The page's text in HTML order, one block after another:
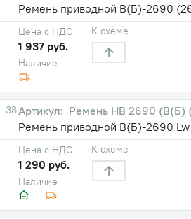
Ремень приводной В(Б)-2690
Наличие
Цена с НДС
1 937 руб.
К схеме
38
Ремень HB 2690 (В(Б)
Ремень приводной В(Б)-2690 Lw
Наличие
Цена с НДС
1 290 руб.
К схеме